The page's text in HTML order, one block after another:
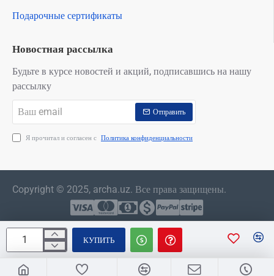
КУПИТЬ
Подарочные сертификаты
Новостная рассылка
Будьте в курсе новостей и акций, подписавшись на нашу
рассылку
email
Отправить
Я прочитал и согласен с Политика конфиденциальности
Copyright © 2025, archa.uz. Все права защищены.